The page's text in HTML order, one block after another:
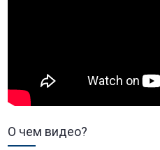
О чем видео?